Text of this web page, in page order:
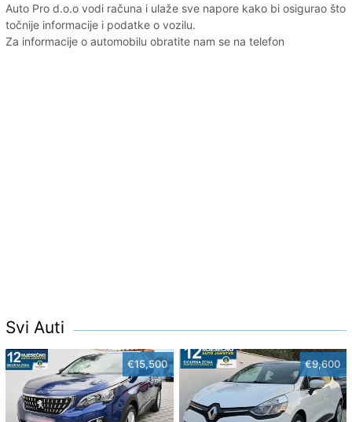
Auto Pro d.o.o vodi računa i ulaže sve napore kako bi osigurao što
točnije informacije i podatke o vozilu.
Za informacije o automobilu obratite nam se na telefon
Svi Auti
€15,500 €9,600